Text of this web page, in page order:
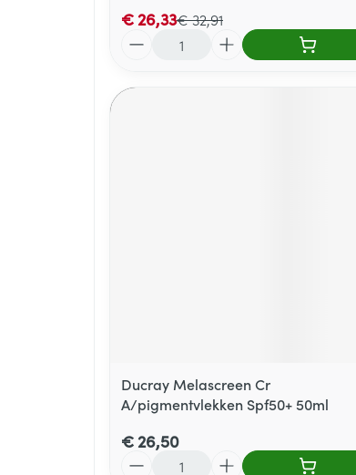
€ 32,91
€ 26,33
Ducray Melascreen Cr
A/pigmentvlekken Spf50+ 50ml
€ 26,50